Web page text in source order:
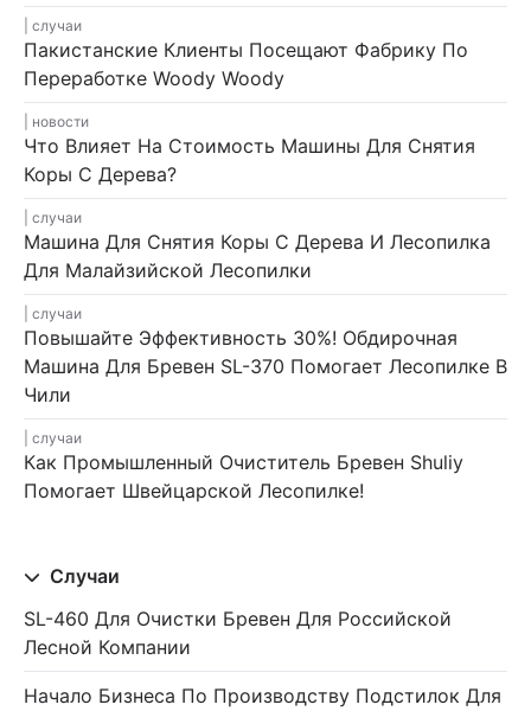
случаи
Пакистанские Клиенты Посещают Фабрику По
Переработке Woody Woody
новости
Что Влияет На Стоимость Машины Для Снятия
Коры С Дерева?
случаи
Машина Для Снятия Коры С Дерева И Лесопилка
Для Малайзийской Лесопилки
случаи
Повышайте Эффективность 30%! Обдирочная
Машина Для Бревен SL-370 Помогает Лесопилке В
Чили
случаи
Как Промышленный Очиститель Бревен Shuliy
Помогает Швейцарской Лесопилке!
Случаи
SL-460 Для Очистки Бревен Для Российской
Лесной Компании
Начало Бизнеса По Производству Подстилок Для